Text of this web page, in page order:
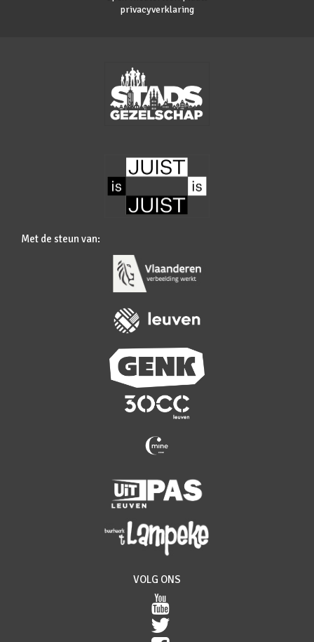
privacyverklaring
Met de steun van:
VOLG ONS